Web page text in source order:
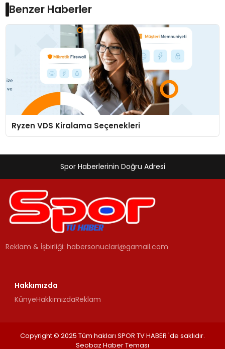
Benzer Haberler
Ryzen VDS Kiralama Seçenekleri
Spor Haberlerinin Doğru Adresi
Reklam & İşbirliği:habersonuclari@gamail.com
Hakkımızda
KünyeHakkımızdaReklam
Copyright © 2025 Tüm hakları SPOR TV HABER 'de saklıdır.
Seobaz Haber Teması